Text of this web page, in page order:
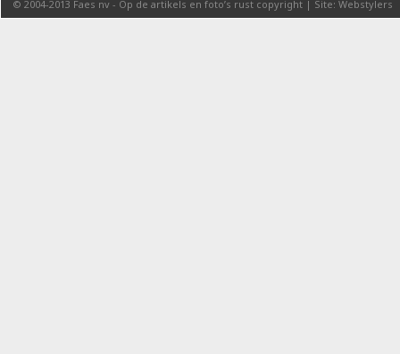
© 2004-2013 Faes nv - Op de artikels en foto’s rust copyright | Site: Webstylers